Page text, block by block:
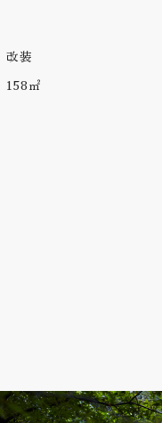
改装
158㎡